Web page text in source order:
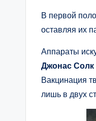
В первой
оставляя их
Аппараты
Джонас Солк
Вакцинация
лишь в двух